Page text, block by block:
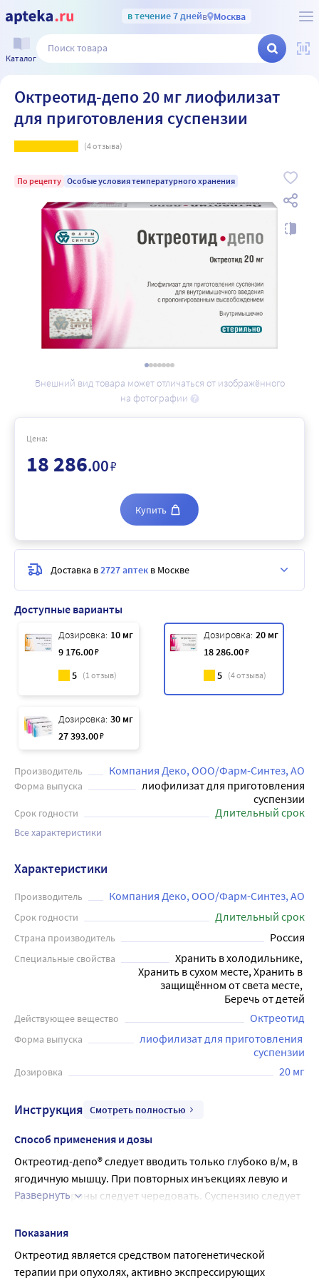
в течение 7 днейв Москва
Каталог
Октреотид-депо 20 мг лиофилизат
для приготовления суспензии
(4отзыва)
По рецепту Особые условия температурного хранения
Внешний вид товара может отличаться от изображённого
на фотографии
Доступные варианты
Дозировка: 10 мг
9 176.00₽
5 (1отзыв)
Дозировка: 20 мг
18 286.00₽
5 (4отзыва)
Дозировка: 30 мг
27 393.00₽
Производитель Компания Деко, ООО/Фарм-Синтез, АО
Форма выпуска
лиофилизат для приготовления
суспензии
Срок годности Длительный срок
Все характеристики
Цена:
18 286.00₽
Купить
Доставка в2727 аптек в Москве
Характеристики
Производитель Компания Деко, ООО/Фарм-Синтез, АО
Срок годности Длительный срок
Страна производитель Россия
Специальные свойства
Хранить в холодильнике,
Хранить в сухом месте, Хранить в
защищённом от света месте,
Беречь от детей
Действующее вещество Октреотид
Форма выпуска
лиофилизат для приготовления
суспензии
Дозировка 20 мг
Инструкция Смотреть полностью
Способ применения и дозы
Октреотид-депо® следует вводить только глубоко в/м, в
ягодичную мышцу. При повторных инъекциях левую и
правую стороны следует чередовать. Суспензию следует
инъекции флакон с препаратом и ампулу с
температуре.
Развернуть
Показания
Октреотид является средством патогенетической
терапии при опухолях, активно экспрессирующих